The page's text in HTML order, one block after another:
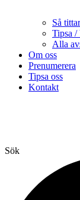
Så
Tipsa /
Alla
Om oss
Prenumerera
Tipsa oss
Kontakt
Sök